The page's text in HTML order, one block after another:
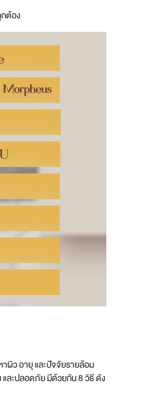
ต้อง
ผิว อายุ และปัจจัยรายล้อม
และปลอดภัย มีด้วยกัน 8 วิธี ดัง